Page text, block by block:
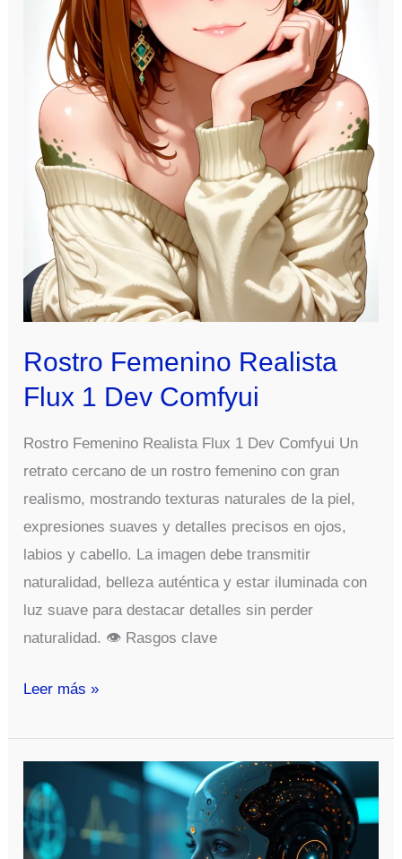
Rostro Femenino Realista
Flux 1 Dev Comfyui
Rostro Femenino Realista Flux 1 Dev Comfyui Un
retrato cercano de un rostro femenino con gran
realismo, mostrando texturas naturales de la piel,
expresiones suaves y detalles precisos en ojos,
labios y cabello. La imagen debe transmitir
naturalidad, belleza auténtica y estar iluminada con
luz suave para destacar detalles sin perder
naturalidad. 👁️ Rasgos clave
Rostro
Realista
1
Dev
Comfyui
Leer más »